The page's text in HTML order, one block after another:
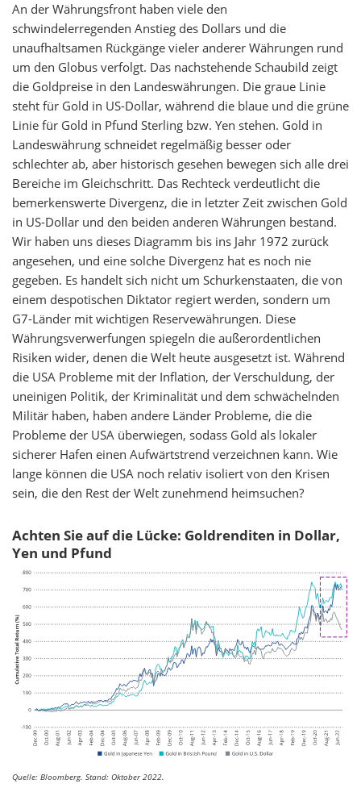
An der Währungsfront haben viele den
schwindelerregenden Anstieg des Dollars und die
unaufhaltsamen Rückgänge vieler anderer Währungen rund
um den Globus verfolgt. Das nachstehende Schaubild zeigt
die Goldpreise in den Landeswährungen. Die graue Linie
steht für Gold in US-Dollar, während die blaue und die grüne
Linie für Gold in Pfund Sterling bzw. Yen stehen. Gold in
Landeswährung schneidet regelmäßig besser oder
schlechter ab, aber historisch gesehen bewegen sich alle drei
Bereiche im Gleichschritt. Das Rechteck verdeutlicht die
bemerkenswerte Divergenz, die in letzter Zeit zwischen Gold
in US-Dollar und den beiden anderen Währungen bestand.
Wir haben uns dieses Diagramm bis ins Jahr 1972 zurück
angesehen, und eine solche Divergenz hat es noch nie
gegeben. Es handelt sich nicht um Schurkenstaaten, die von
einem despotischen Diktator regiert werden, sondern um
G7-Länder mit wichtigen Reservewährungen. Diese
Währungsverwerfungen spiegeln die außerordentlichen
Risiken wider, denen die Welt heute ausgesetzt ist. Während
die USA Probleme mit der Inflation, der Verschuldung, der
uneinigen Politik, der Kriminalität und dem schwächelnden
Militär haben, haben andere Länder Probleme, die die
Probleme der USA überwiegen, sodass Gold als lokaler
sicherer Hafen einen Aufwärtstrend verzeichnen kann. Wie
lange können die USA noch relativ isoliert von den Krisen
sein, die den Rest der Welt zunehmend heimsuchen?
Achten Sie auf die Lücke: Goldrenditen in Dollar,
Yen und Pfund
Quelle: Bloomberg. Stand: Oktober 2022.